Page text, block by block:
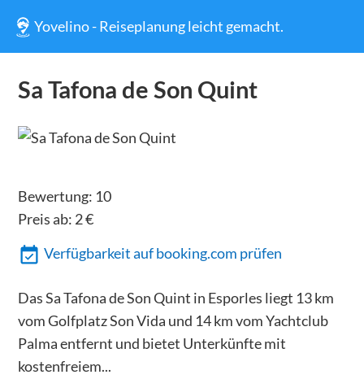
Yovelino - Reiseplanung leicht gemacht.
Sa Tafona de Son Quint
Bewertung: 10
Preis ab: 2€
Verfügbarkeit auf booking.com prüfen
Das Sa Tafona de Son Quint in Esporles liegt 13 km
vom Golfplatz Son Vida und 14 km vom Yachtclub
Palma entfernt und bietet Unterkünfte mit
kostenfreiem...